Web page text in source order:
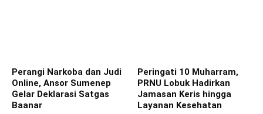
Perangi Narkoba dan Judi
Online, Ansor Sumenep
Gelar Deklarasi Satgas
Baanar
Peringati 10 Muharram,
PRNU Lobuk Hadirkan
Jamasan Keris hingga
Layanan Kesehatan